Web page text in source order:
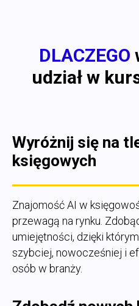
DLACZEGO
udział w
Wyróżnij się na
księgowych
Znajomość AI w
przewagą na rynku.
umiejętności, dzięki
szybciej, nowocześniej i
osób w branży.